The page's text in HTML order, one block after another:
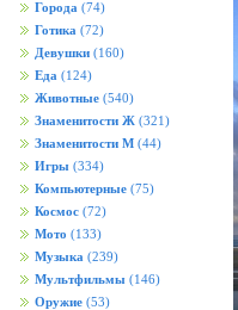
Города (74)
Готика (72)
Девушки (160)
Еда (124)
Животные (540)
Знаменитости Ж (321)
Знаменитости М (44)
Игры (334)
Компьютерные (75)
Космос (72)
Мото (133)
Музыка (239)
Мультфильмы (146)
Оружие (53)